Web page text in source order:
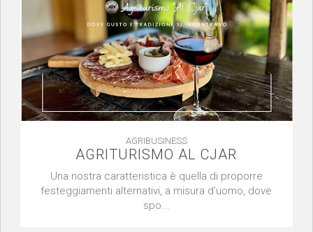
AGRIBUSINESS
AGRITURISMO AL CJAR
Una nostra caratteristica è quella di proporre
festeggiamenti alternativi, a misura d’uomo, dove
spo...